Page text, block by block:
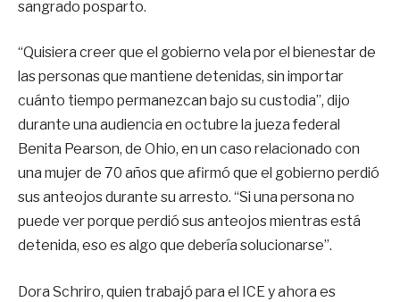
sangrado posparto.
“Quisiera creer que el gobierno vela por el bienestar de
las personas que mantiene detenidas, sin importar
cuánto tiempo permanezcan bajo su custodia”, dijo
durante una audiencia en octubre la jueza federal
Benita Pearson, de Ohio, en un caso relacionado con
una mujer de 70 años que afirmó que el gobierno perdió
sus anteojos durante su arresto. “Si una persona no
puede ver porque perdió sus anteojos mientras está
detenida, eso es algo que debería solucionarse”.
Dora Schriro, quien trabajó para el ICE y ahora es